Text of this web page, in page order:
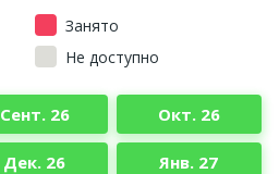
Занято
Не доступно
Сент. 26 Окт. 26
Дек. 26 Янв. 27